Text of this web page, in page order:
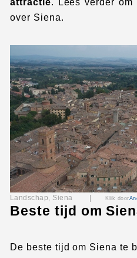
attractie. Lees verder om
over Siena.
Landschap, Siena |Klik door
Beste tijd om
De beste tijd om Siena te